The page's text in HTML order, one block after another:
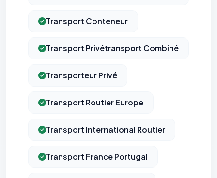
Transport Conteneur
Transport Privétransport Combiné
Transporteur Privé
Transport Routier Europe
Transport International Routier
Transport France Portugal